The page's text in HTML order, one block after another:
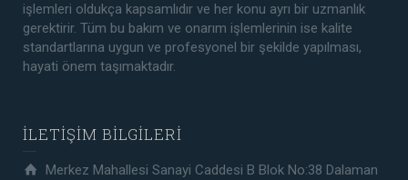
işlemleri oldukça kapsamlıdır ve her konu ayrı bir uzmanlık
gerektirir. Tüm bu bakım ve onarım işlemlerinin ise kalite
standartlarına uygun ve profesyonel bir şekilde yapılması,
hayati önem taşımaktadır.
İLETİŞİM BİLGİLERİ
Merkez Mahallesi Sanayi Caddesi B Blok No:38 Dalaman